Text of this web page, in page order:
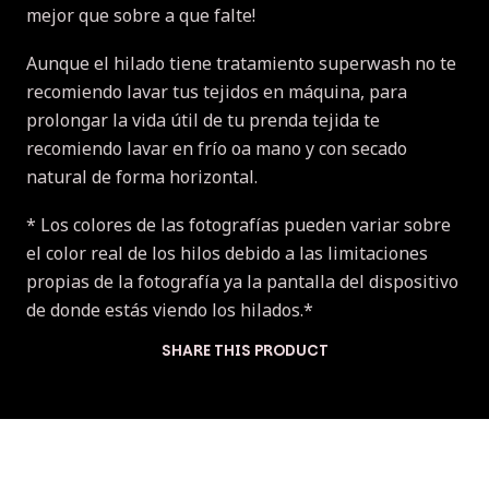
mejor que sobre a que falte!
Aunque el hilado tiene tratamiento superwash no te
recomiendo lavar tus tejidos en máquina, para
prolongar la vida útil de tu prenda tejida te
recomiendo lavar en frío oa mano y con secado
natural de forma horizontal.
* Los colores de las fotografías pueden variar sobre
el color real de los hilos debido a las limitaciones
propias de la fotografía ya la pantalla del dispositivo
de donde estás viendo los hilados.*
SHARE THIS PRODUCT